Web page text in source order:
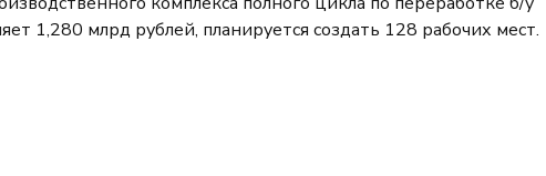
1,280 млрд рублей, планируется создать 128 рабочих мест.